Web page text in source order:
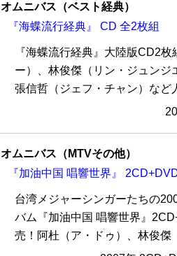
オムニバス（ベスト経典）
『海蝶流行経典』 CD 全2枚組
『海蝶流行経典』大陸版CD2
ー）、林俊傑（リン・ジュンジ
張信哲（ジェフ・チャン）など
オムニバス（MTVその他）
『加油中国 唱響世界』
台湾メジャーシンガーたちの
バム『加油中国 唱響世界』
売！阿杜（ア・ドゥ）、林俊傑